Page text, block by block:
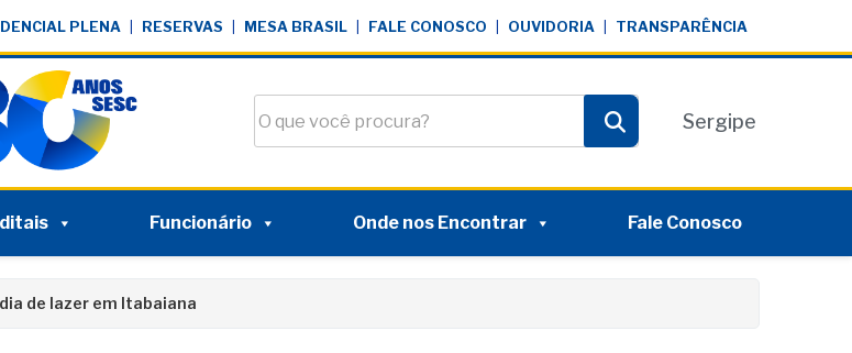
PLENA RESERVAS MESA BRASIL FALE CONOSCO OUVIDORIA TRANSPARÊNCIA
Pesquisar
Sergipe
Funcionário Onde nos Encontrar Fale Conosco
de lazer em Itabaiana